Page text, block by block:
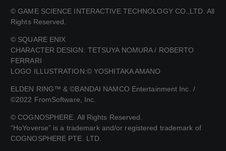
© GAME SCIENCE INTERACTIVE TECHNOLOGY CO.,LTD. All
Rights Reserved.
© SQUARE ENIX
CHARACTER DESIGN: TETSUYA NOMURA / ROBERTO
FERRARI
LOGO ILLUSTRATION:© YOSHITAKA AMANO
ELDEN RING™ & ©BANDAI NAMCO Entertainment Inc. /
©2022 FromSoftware, Inc.
© COGNOSPHERE. All Rights Reserved.
“HoYoverse” is a trademark and/or registered trademark of
COGNOSPHERE PTE. LTD.